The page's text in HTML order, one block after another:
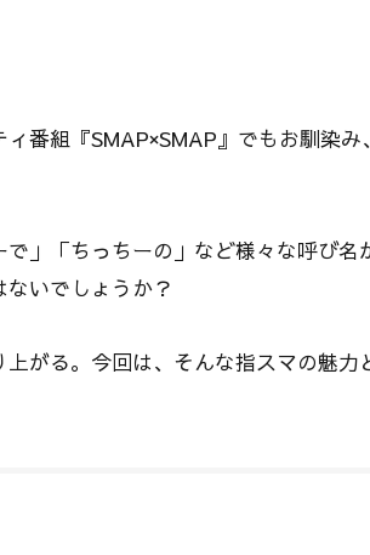
番組『SMAP×SMAP』でもお馴染
」「ちっちーの」など様々な呼び名
いでしょうか？
がる。今回は、そんな指スマの魅力